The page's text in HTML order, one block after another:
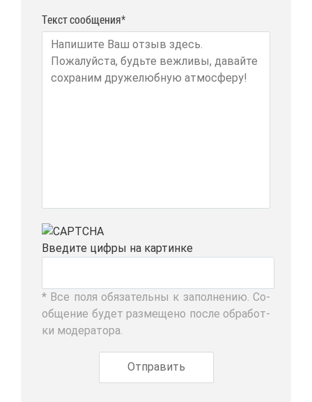
Текст сообщения*
Вве­ди­те циф­ры на кар­тин­ке
* Все по­ля обя­за­тель­ны к за­пол­не­нию. Со­
об­ще­ние бу­дет раз­ме­ще­но по­сле об­ра­бот­
ки мо­де­ра­то­ра.